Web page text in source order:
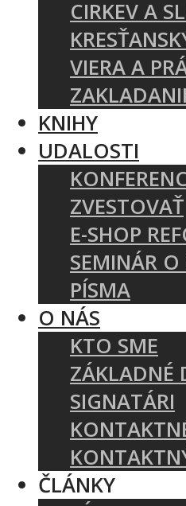
CIRKEV A
VIERA A
KNIHY
UDALOSTI
ZVESTOVAŤ
E-SHOP
SEMINÁR
PÍSMA
O NÁS
KTO SME
ZÁKLADNÉ
SIGNATÁRI
ČLÁNKY